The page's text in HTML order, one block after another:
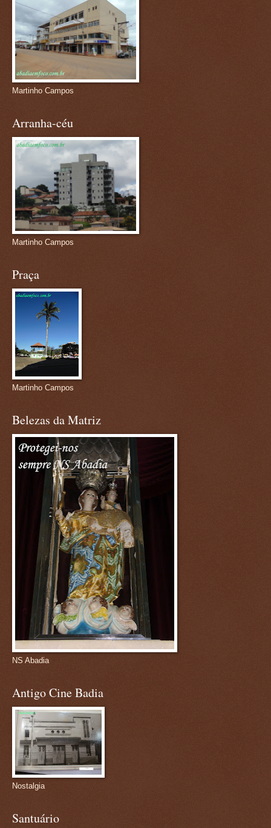
Martinho Campos
Arranha-céu
Martinho Campos
Praça
Martinho Campos
Belezas da Matriz
NS Abadia
Antigo Cine Badia
Nostalgia
Santuário